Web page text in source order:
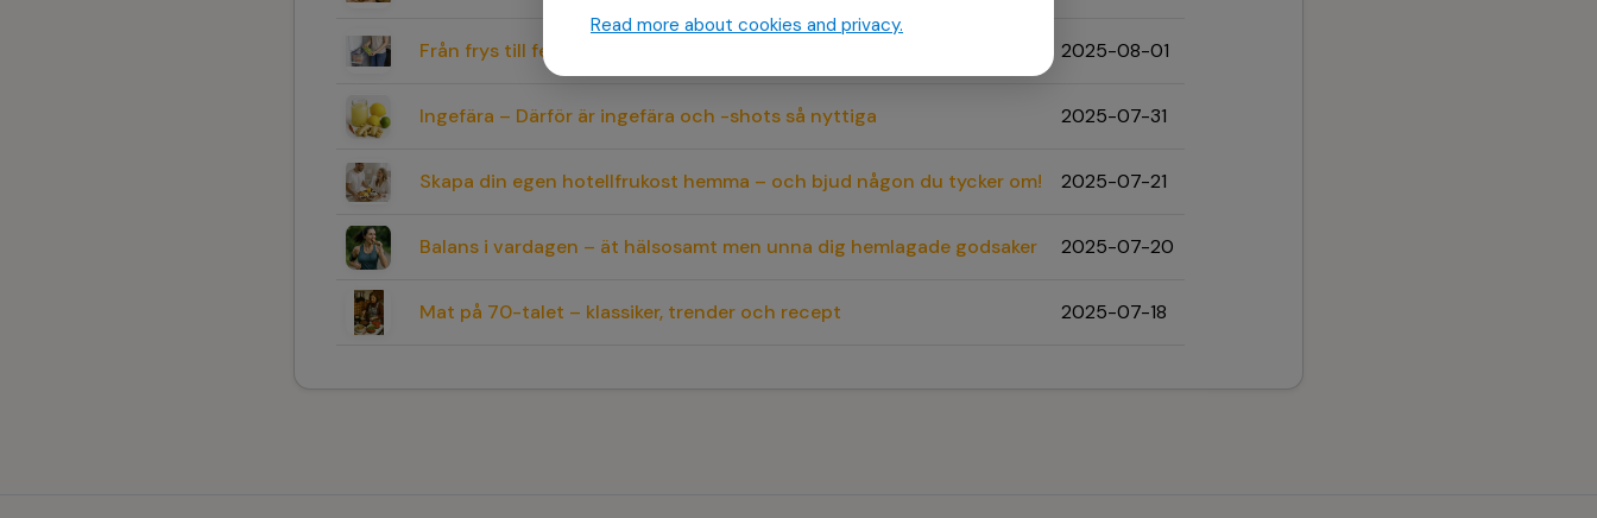
Från frys till fest – bästa recepten med frysta grönsaker 2025-08-01
Ingefära – Därför är ingefära och -shots så nyttiga 2025-07-31
Skapa din egen hotellfrukost hemma – och bjud någon du tycker om! 2025-07-21
Balans i vardagen – ät hälsosamt men unna dig hemlagade godsaker 2025-07-20
Mat på 70-talet – klassiker, trender och recept 2025-07-18
Read more about cookies and privacy.